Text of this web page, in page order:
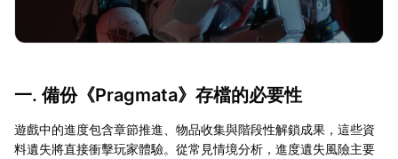
一. 備份《Pragmata》存檔的必要性
遊戲中的進度包含章節推進、物品收集與階段性解鎖成果，這些資
料遺失將直接衝擊玩家體驗。從常見情境分析，進度遺失風險主要